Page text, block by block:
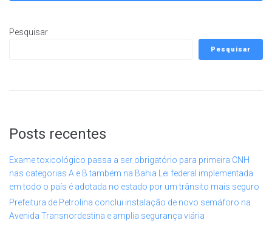
Pesquisar
Pesquisar
Posts recentes
Exame toxicológico passa a ser obrigatório para primeira CNH
nas categorias A e B também na Bahia Lei federal implementada
em todo o país é adotada no estado por um trânsito mais seguro
Prefeitura de Petrolina conclui instalação de novo semáforo na
Avenida Transnordestina e amplia segurança viária